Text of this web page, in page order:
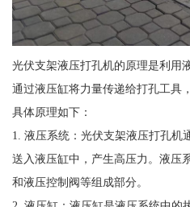
光伏支架液压打孔机的原理是利用
通过液压缸将力量传递给打孔工具
具体原理如下：
1. 液压系统：光伏支架液压打孔机
送入液压缸中，产生高压力。液压
和液压控制阀等组成部分。